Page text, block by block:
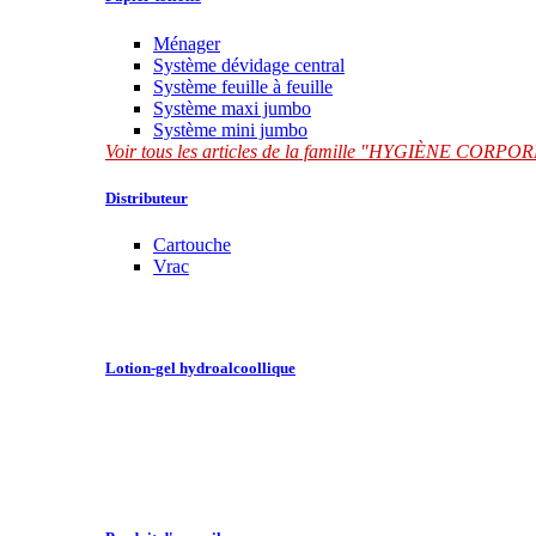
Ménager
Système dévidage central
Système feuille à feuille
Système maxi jumbo
Système mini jumbo
Voir tous les articles de la famille "HYGIÈNE
Distributeur
Cartouche
Vrac
Lotion-gel hydroalcoollique